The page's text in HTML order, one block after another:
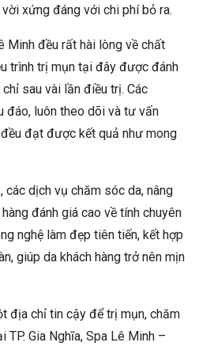
xứng đáng với chi phí bỏ ra.
Minh đều rất hài lòng về chất
trình trị mụn tại đây được đánh
sau vài lần điều trị. Các
đáo, luôn theo dõi và tư vấn
đạt được kết quả như mong
các dịch vụ chăm sóc da, nâng
đánh giá cao về tính chuyên
nghệ làm đẹp tiên tiến, kết hợp
giúp da khách hàng trở nên mịn
địa chỉ tin cậy để trị mụn, chăm
Gia Nghĩa, Spa Lê Minh –